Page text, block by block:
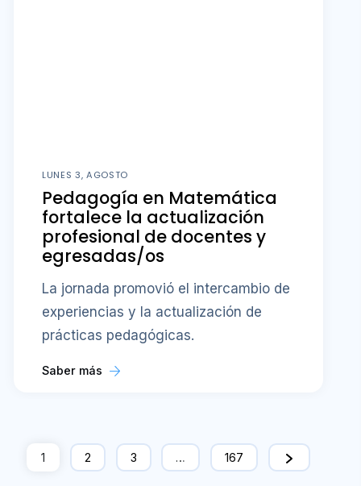
LUNES 3, AGOSTO
Pedagogía en Matemática
fortalece la actualización
profesional de docentes y
egresadas/os
La jornada promovió el intercambio de
experiencias y la actualización de
prácticas pedagógicas.
Saber más
1 2 3 … 167